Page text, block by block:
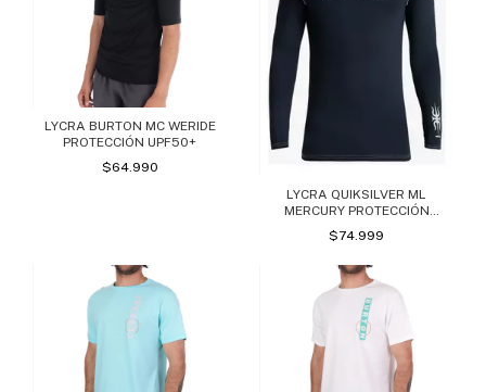
LYCRA BURTON MC WERIDE
PROTECCIÓN UPF50+
$64.990
LYCRA QUIKSILVER ML
MERCURY PROTECCIÓN
UPF50+ (XKKK)
$74.999